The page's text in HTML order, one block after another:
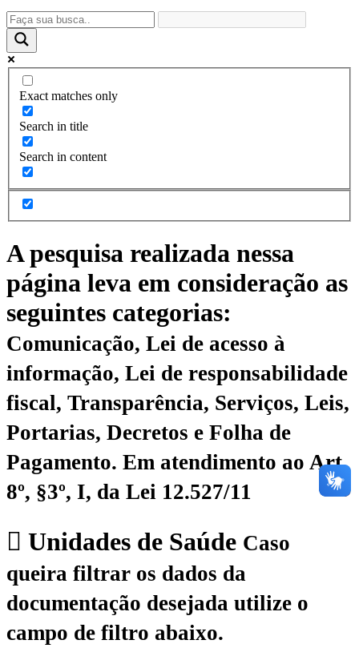
Exact matches only
Search in title
Search in content
A pesquisa realizada nessa
página leva em consideração as
seguintes categorias:
Comunicação, Lei de acesso à
informação, Lei de responsabilidade
fiscal, Transparência, Serviços, Leis,
Portarias, Decretos e Folha de
Pagamento. Em atendimento ao Art.
8º, §3º, I, da Lei 12.527/11
Unidades de Saúde Caso
queira filtrar os dados da
documentação desejada utilize o
campo de filtro abaixo.